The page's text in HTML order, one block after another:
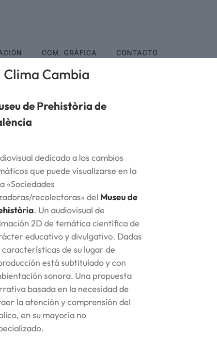
COM. GRÁFICA CONTACTO
Clima Cambia
de Prehistòria de
dedicado a los cambios
que puede visualizarse en la
«Sociedades
recolectoras» del Museu de
. Un audiovisual de
2D de temática científica de
educativo y divulgativo. Dadas
características de su lugar de
está subtitulado y con
sonora. Una propuesta
basada en la necesidad de
la atención y comprensión del
en su mayoría no